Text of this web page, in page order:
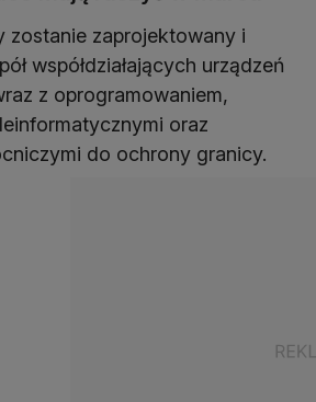
zostanie zaprojektowany i
współdziałających urządzeń
z oprogramowaniem,
oraz